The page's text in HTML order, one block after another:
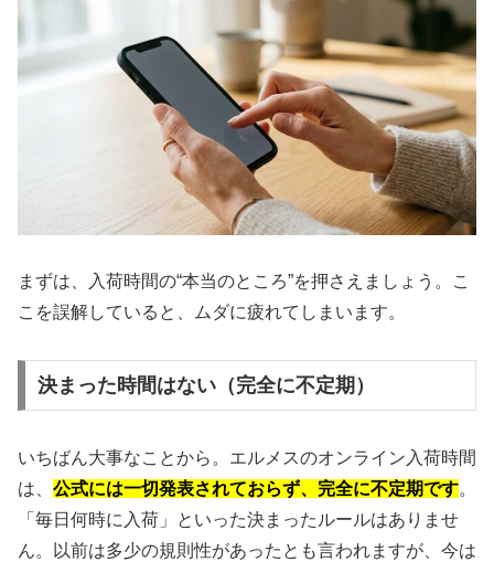
まずは、入荷時間の“本当のところ”を押さえましょう。こ
こを誤解していると、ムダに疲れてしまいます。
決まった時間はない（完全に不定期）
いちばん大事なことから。エルメスのオンライン入荷時間
は、 公式には一切発表されておらず、完全に不定期です。
「毎日何時に入荷」といった決まったルールはありませ
ん。以前は多少の規則性があったとも言われますが、今は